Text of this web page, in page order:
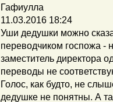
Гафиулла
11.03.2016 18:24
Уши дедушки можно
переводчиком госпожа -
заместитель директора
переводы не
Голос, как будто, не
дедушке не понятны. А